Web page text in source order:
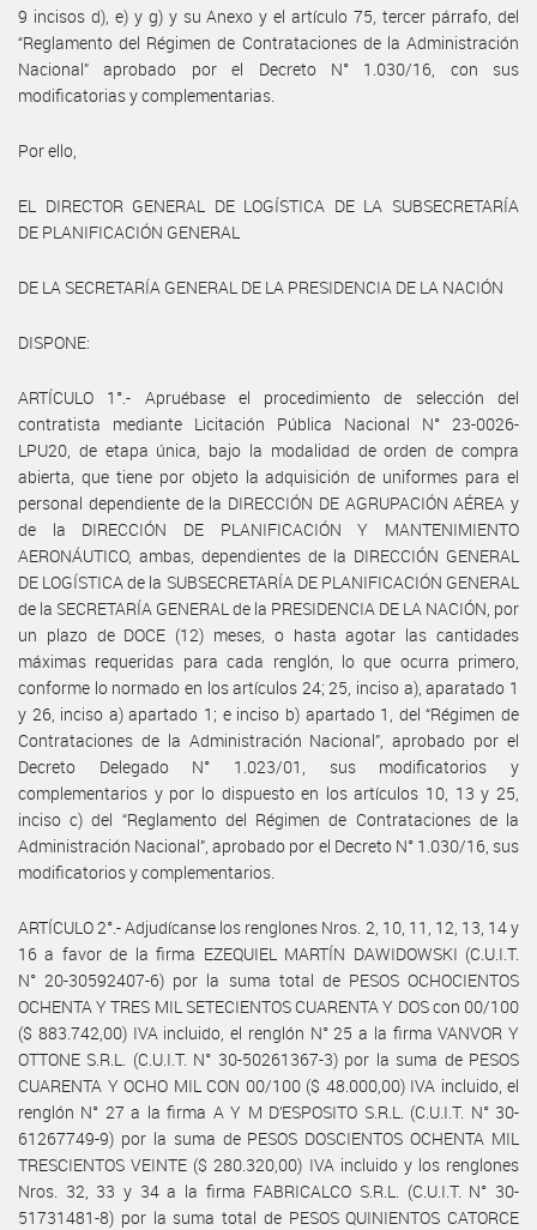
9 incisos d), e) y g) y su Anexo y el artículo 75, tercer párrafo, del
“Reglamento del Régimen de Contrataciones de la Administración
Nacional” aprobado por el Decreto N° 1.030/16, con sus
modificatorias y complementarias.
Por ello,
EL DIRECTOR GENERAL DE LOGÍSTICA DE LA SUBSECRETARÍA
DE PLANIFICACIÓN GENERAL
DE LA SECRETARÍA GENERAL DE LA PRESIDENCIA DE LA NACIÓN
DISPONE:
ARTÍCULO 1°.- Apruébase el procedimiento de selección del
contratista mediante Licitación Pública Nacional N° 23-0026-
LPU20, de etapa única, bajo la modalidad de orden de compra
abierta, que tiene por objeto la adquisición de uniformes para el
personal dependiente de la DIRECCIÓN DE AGRUPACIÓN AÉREA y
de la DIRECCIÓN DE PLANIFICACIÓN Y MANTENIMIENTO
AERONÁUTICO, ambas, dependientes de la DIRECCIÓN GENERAL
DE LOGÍSTICA de la SUBSECRETARÍA DE PLANIFICACIÓN GENERAL
de la SECRETARÍA GENERAL de la PRESIDENCIA DE LA NACIÓN, por
un plazo de DOCE (12) meses, o hasta agotar las cantidades
máximas requeridas para cada renglón, lo que ocurra primero,
conforme lo normado en los artículos 24; 25, inciso a), aparatado 1
y 26, inciso a) apartado 1; e inciso b) apartado 1, del “Régimen de
Contrataciones de la Administración Nacional”, aprobado por el
Decreto Delegado N° 1.023/01, sus modificatorios y
complementarios y por lo dispuesto en los artículos 10, 13 y 25,
inciso c) del “Reglamento del Régimen de Contrataciones de la
Administración Nacional”, aprobado por el Decreto N° 1.030/16, sus
modificatorios y complementarios.
ARTÍCULO 2°.- Adjudícanse los renglones Nros. 2, 10, 11, 12, 13, 14 y
16 a favor de la firma EZEQUIEL MARTÍN DAWIDOWSKI (C.U.I.T.
N° 20-30592407-6) por la suma total de PESOS OCHOCIENTOS
OCHENTA Y TRES MIL SETECIENTOS CUARENTA Y DOS con 00/100
($ 883.742,00) IVA incluido, el renglón N° 25 a la firma VANVOR Y
OTTONE S.R.L. (C.U.I.T. N° 30-50261367-3) por la suma de PESOS
CUARENTA Y OCHO MIL CON 00/100 ($ 48.000,00) IVA incluido, el
renglón N° 27 a la firma A Y M D’ESPOSITO S.R.L. (C.U.I.T. N° 30-
61267749-9) por la suma de PESOS DOSCIENTOS OCHENTA MIL
TRESCIENTOS VEINTE ($ 280.320,00) IVA incluido y los renglones
Nros. 32, 33 y 34 a la firma FABRICALCO S.R.L. (C.U.I.T. N° 30-
51731481-8) por la suma total de PESOS QUINIENTOS CATORCE